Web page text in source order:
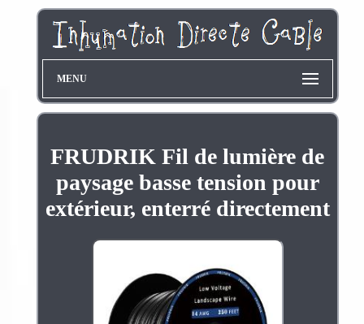
MENU
FRUDRIK Fil de lumière de
paysage basse tension pour
extérieur, enterré directement